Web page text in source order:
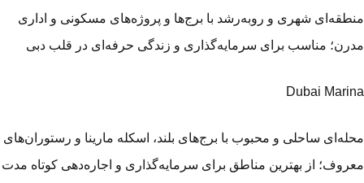
شهری و رو‌به‌رشد با برج‌ها و پروژه‌های مسکونی و اداری
مناسب برای سرمایه‌گذاری و زندگی حرفه‌ای در قلب دبی
Dubai
ساحلی و محبوب با برج‌های بلند، اسکله مارینا و رستوران‌های
از بهترین مناطق برای سرمایه‌گذاری و اجاره‌دهی کوتاه‌ مدت